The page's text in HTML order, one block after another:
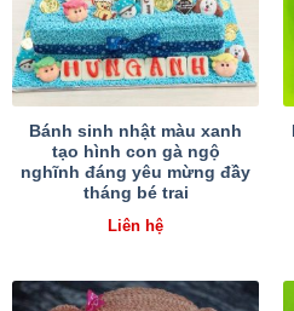
Bánh sinh nhật màu xanh
tạo hình con gà ngộ
nghĩnh đáng yêu mừng đầy
tháng bé trai
Liên hệ